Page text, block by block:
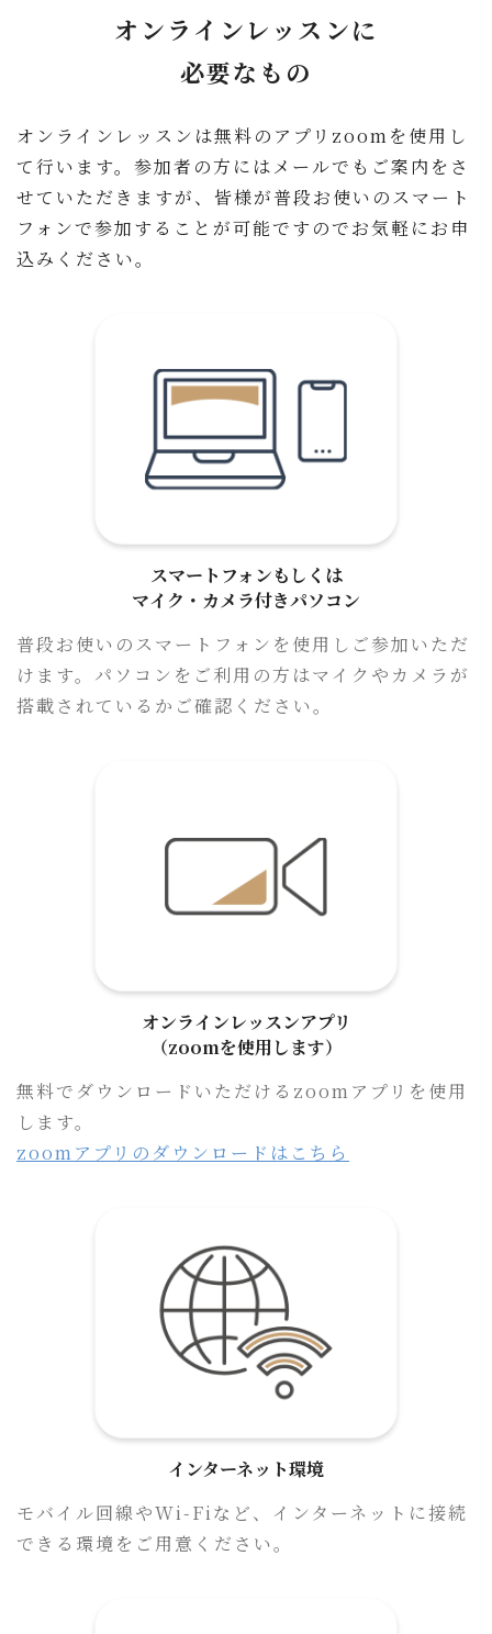
オンラインレッスンに
必要なもの
オンラインレッスンは無料のアプリzoomを使用し
て行います。参加者の方にはメールでもご案内をさ
せていただきますが、皆様が普段お使いのスマート
フォンで参加することが可能ですのでお気軽にお申
込みください。
スマートフォンもしくは
マイク・カメラ付きパソコン
普段お使いのスマートフォンを使用しご参加いただ
けます。パソコンをご利用の方はマイクやカメラが
搭載されているかご確認ください。
オンラインレッスンアプリ
（zoomを使用します）
無料でダウンロードいただけるzoomアプリを使用
します。
zoomアプリのダウンロードはこちら
インターネット環境
モバイル回線やWi-Fiなど、インターネットに接続
できる環境をご用意ください。